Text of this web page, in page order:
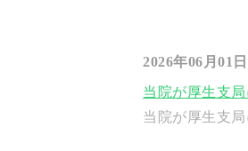
2026年06月01日
当院が厚生支
当院が厚生支